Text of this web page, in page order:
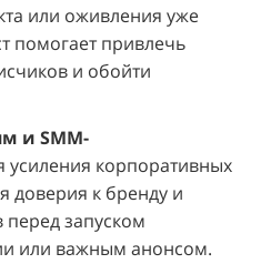
или оживления уже
помогает привлечь
и обойти
и SMM-
усиления корпоративных
доверия к бренду и
перед запуском
или важным анонсом.